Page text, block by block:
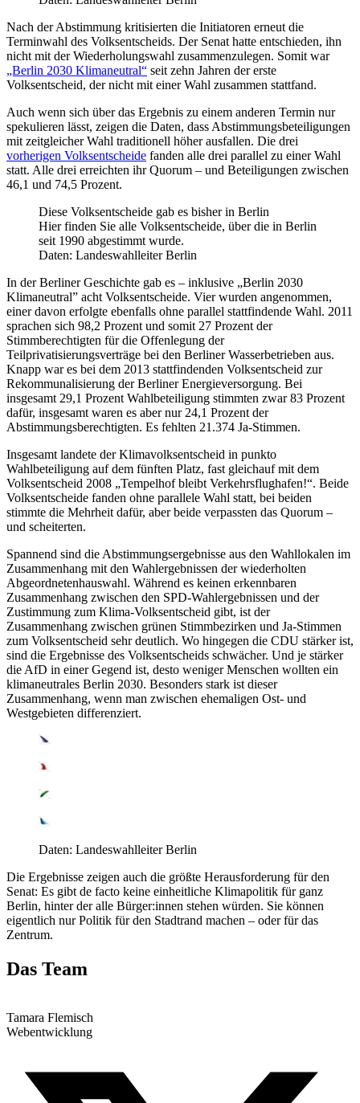
Nach der Abstimmung kritisierten die Initiatoren erneut die
Terminwahl des Volksentscheids. Der Senat hatte entschieden, ihn
nicht mit der Wiederholungswahl zusammenzulegen. Somit war
„Berlin 2030 Klimaneutral“ seit zehn Jahren der erste
Volksentscheid, der nicht mit einer Wahl zusammen stattfand.
Auch wenn sich über das Ergebnis zu einem anderen Termin nur
spekulieren lässt, zeigen die Daten, dass Abstimmungsbeteiligungen
mit zeitgleicher Wahl traditionell höher ausfallen. Die drei
vorherigen Volksentscheide fanden alle drei parallel zu einer Wahl
statt. Alle drei erreichten ihr Quorum – und Beteiligungen zwischen
46,1 und 74,5 Prozent.
Diese Volksentscheide gab es bisher in Berlin
Hier finden Sie alle Volksentscheide, über die in Berlin
seit 1990 abgestimmt wurde.
Daten: Landeswahlleiter Berlin
In der Berliner Geschichte gab es – inklusive „Berlin 2030
Klimaneutral” acht Volksentscheide. Vier wurden angenommen,
einer davon erfolgte ebenfalls ohne parallel stattfindende Wahl. 2011
sprachen sich 98,2 Prozent und somit 27 Prozent der
Stimmberechtigten für die Offenlegung der
Teilprivatisierungsverträge bei den Berliner Wasserbetrieben aus.
Knapp war es bei dem 2013 stattfindenden Volksentscheid zur
Rekommunalisierung der Berliner Energieversorgung. Bei
insgesamt 29,1 Prozent Wahlbeteiligung stimmten zwar 83 Prozent
dafür, insgesamt waren es aber nur 24,1 Prozent der
Abstimmungsberechtigten. Es fehlten 21.374 Ja-Stimmen.
Insgesamt landete der Klimavolksentscheid in punkto
Wahlbeteiligung auf dem fünften Platz, fast gleichauf mit dem
Volksentscheid 2008 „Tempelhof bleibt Verkehrsflughafen!“. Beide
Volksentscheide fanden ohne parallele Wahl statt, bei beiden
stimmte die Mehrheit dafür, aber beide verpassten das Quorum –
und scheiterten.
Spannend sind die Abstimmungsergebnisse aus den Wahllokalen im
Zusammenhang mit den Wahlergebnissen der wiederholten
Abgeordnetenhauswahl. Während es keinen erkennbaren
Zusammenhang zwischen den SPD-Wahlergebnissen und der
Zustimmung zum Klima-Volksentscheid gibt, ist der
Zusammenhang zwischen grünen Stimmbezirken und Ja-Stimmen
zum Volksentscheid sehr deutlich. Wo hingegen die CDU stärker ist,
sind die Ergebnisse des Volksentscheids schwächer. Und je stärker
die AfD in einer Gegend ist, desto weniger Menschen wollten ein
klimaneutrales Berlin 2030. Besonders stark ist dieser
Zusammenhang, wenn man zwischen ehemaligen Ost- und
Westgebieten differenziert.
Daten: Landeswahlleiter Berlin
Die Ergebnisse zeigen auch die größte Herausforderung für den
Senat: Es gibt de facto keine einheitliche Klimapolitik für ganz
Berlin, hinter der alle Bürger:innen stehen würden. Sie können
eigentlich nur Politik für den Stadtrand machen – oder für das
Zentrum.
Das Team
Tamara Flemisch
Webentwicklung